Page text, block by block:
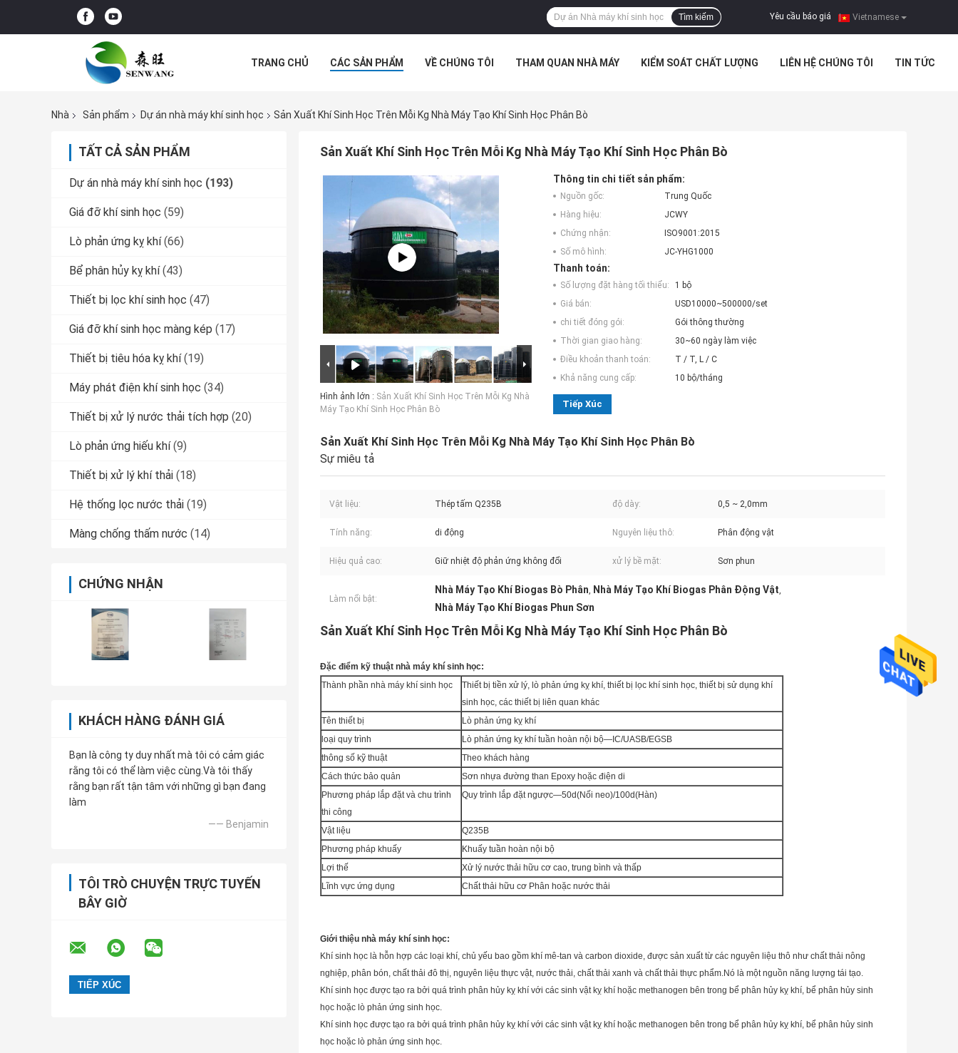
Vietnamese
Yêu cầu báo giá |
Tìm kiếm
TRANG CHỦ CÁC SẢN PHẨM VỀ CHÚNG TÔI THAM QUAN NHÀ MÁY KIỂM SOÁT CHẤT LƯỢNG LIÊN HỆ CHÚNG TÔI TIN TỨC
Nhà
Sản phẩm Dự án nhà máy khí sinh học Sản Xuất Khí Sinh Học Trên Mỗi Kg Nhà Máy Tạo Khí Sinh Học Phân Bò
TẤT CẢ SẢN PHẨM
Dự án nhà máy khí sinh học (193)
Giá đỡ khí sinh học (59)
Lò phản ứng kỵ khí (66)
Bể phân hủy kỵ khí (43)
Thiết bị lọc khí sinh học (47)
Giá đỡ khí sinh học màng kép (17)
Thiết bị tiêu hóa kỵ khí (19)
Máy phát điện khí sinh học (34)
Thiết bị xử lý nước thải tích hợp (20)
Lò phản ứng hiếu khí (9)
Thiết bị xử lý khí thải (18)
Hệ thống lọc nước thải (19)
Màng chống thấm nước (14)
CHỨNG NHẬN
KHÁCH HÀNG ĐÁNH GIÁ
Bạn là công ty duy nhất mà tôi có cảm giác
rằng tôi có thể làm việc cùng.Và tôi thấy
rằng bạn rất tận tâm với những gì bạn đang
làm
—— Benjamin
TÔI TRÒ CHUYỆN TRỰC TUYẾN
BÂY GIỜ
Sản Xuất Khí Sinh Học Trên Mỗi Kg Nhà Máy Tạo Khí Sinh Học Phân Bò
Hình ảnh lớn : Sản Xuất Khí Sinh Học Trên Mỗi Kg Nhà
Máy Tạo Khí Sinh Học Phân Bò
Thông tin chi tiết sản phẩm:
Nguồn gốc:
Trung Quốc
Hàng hiệu:
JCWY
Chứng nhận:
ISO9001:2015
Số mô hình:
JC-YHG1000
Thanh toán:
Số lượng đặt hàng tối thiểu:
1 bộ
Giá bán:
USD10000~500000/set
chi tiết đóng gói:
Gói thông thường
Thời gian giao hàng:
30~60 ngày làm việc
Điều khoản thanh toán:
T / T, L / C
Khả năng cung cấp:
10 bộ/tháng
Tiếp Xúc
Sản Xuất Khí Sinh Học Trên Mỗi Kg Nhà Máy Tạo Khí Sinh Học Phân Bò
Sự miêu tả
Vật liệu: Thép tấm Q235B độ dày: 0,5 ~ 2,0mm
Tính năng: di động Nguyên liệu thô: Phân động vật
Hiệu quả cao: Giữ nhiệt độ phản ứng không đổi xử lý bề mặt: Sơn phun
Làm nổi bật:
Nhà Máy Tạo Khí Biogas Bò Phân, Nhà Máy Tạo Khí Biogas Phân Động Vật,
Nhà Máy Tạo Khí Biogas Phun Sơn
Sản Xuất Khí Sinh Học Trên Mỗi Kg Nhà Máy Tạo Khí Sinh Học Phân Bò
Đặc điểm kỹ thuật nhà máy khí sinh học:
Thành phần nhà máy khí sinh học
Thiết bị tiền xử lý, lò phản ứng kỵ khí, thiết bị lọc khí sinh học, thiết bị sử dụng khí
sinh học, các thiết bị liên quan khác
Tên thiết bị
Lò phản ứng kỵ khí
loại quy trình
Lò phản ứng kỵ khí tuần hoàn nội bộ—IC/UASB/EGSB
thông số kỹ thuật
Theo khách hàng
Cách thức bảo quản
Sơn nhựa đường than Epoxy hoặc điện di
Phương pháp lắp đặt và chu trình
thi công
Quy trình lắp đặt ngược—50d(Nối neo)/100d(Hàn)
Vật liệu
Q235B
Phương pháp khuấy
Khuấy tuần hoàn nội bộ
Lợi thế
Xử lý nước thải hữu cơ cao, trung bình và thấp
Lĩnh vực ứng dụng
Chất thải hữu cơ Phân hoặc nước thải
Giới thiệu nhà máy khí sinh học:
Khí sinh học là hỗn hợp các loại khí, chủ yếu bao gồm khí mê-tan và carbon dioxide, được sản xuất từ ​​các nguyên liệu thô như chất thải nông
nghiệp, phân bón, chất thải đô thị, nguyên liệu thực vật, nước thải, chất thải xanh và chất thải thực phẩm.Nó là một nguồn năng lượng tái tạo.
Khí sinh học được tạo ra bởi quá trình phân hủy kỵ khí với các sinh vật kỵ khí hoặc methanogen bên trong bể phân hủy kỵ khí, bể phân hủy sinh
học hoặc lò phản ứng sinh học.
Khí sinh học được tạo ra bởi quá trình phân hủy kỵ khí với các sinh vật kỵ khí hoặc methanogen bên trong bể phân hủy kỵ khí, bể phân hủy sinh
học hoặc lò phản ứng sinh học.